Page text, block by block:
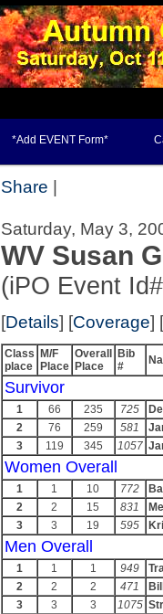
*Add EVENT Form*
Share |
Saturday, May 3,
WV Susan
(iPO Event
[Details] [Coverage] [
Class
place
M/F
Place
Overall
Place
Bib
#
Survivor
1 66 235 725
2
76 259 581
3
119 345 1057
Women Overall
1 1 10 772
2
2 15 831
3
3 19 595
Men Overall
1 1 1 949
2
2 2 471
3
3 3 1075